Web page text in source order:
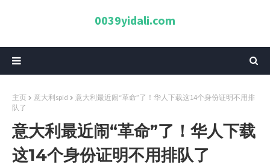
0039yidali.com
主页 意大利spid
意大利最近闹“革命”了！华人下载这14个身份证明不用排
队了
意大利最近闹“革命”了！华人下载
这14个身份证明不用排队了